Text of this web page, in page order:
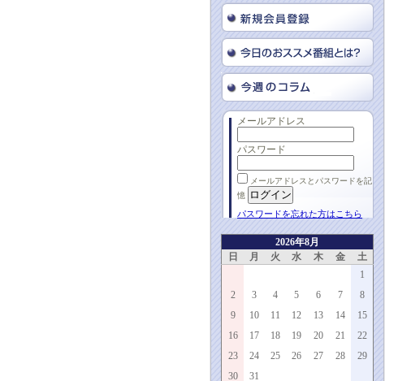
メールアドレス
パスワード
メールアドレスとパスワードを記
憶
パスワードを忘れた方はこちら
2026年8月
日
月 火 水 木 金
土
1
2
3 4 5 6 7
8
9
10 11 12 13 14
15
16
17 18 19 20 21
22
23
24 25 26 27 28
29
30
31